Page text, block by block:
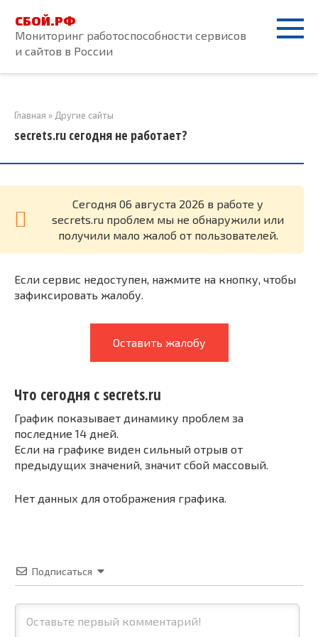
контенту
СБОЙ.РФ
Мониторинг работоспособности сервисов
и сайтов в России
Главная » Другие сайты
secrets.ru сегодня не работает?
Cегодня 06 августа 2026 в работе у
secrets.ru проблем мы не обнаружили или
получили мало жалоб от пользователей.
Если сервис недоступен, нажмите на кнопку, чтобы
зафиксировать жалобу.
Оставить жалобу
Что сегодня с secrets.ru
График показывает динамику проблем за
последние 14 дней.
Если на графике виден сильный отрыв от
предыдущих значений, значит сбой массовый.
Нет данных для отображения графика.
Подписаться